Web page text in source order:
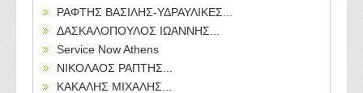
ΡΑΦΤΗΣ ΒΑΣΙΛΗΣ-ΥΔΡΑΥΛΙΚΕΣ...
ΔΑΣΚΑΛΟΠΟΥΛΟΣ ΙΩΑΝΝΗΣ...
Service Now Athens
ΝΙΚΟΛΑΟΣ ΡΑΠΤΗΣ...
ΚΑΚΑΛΗΣ ΜΙΧΑΛΗΣ...